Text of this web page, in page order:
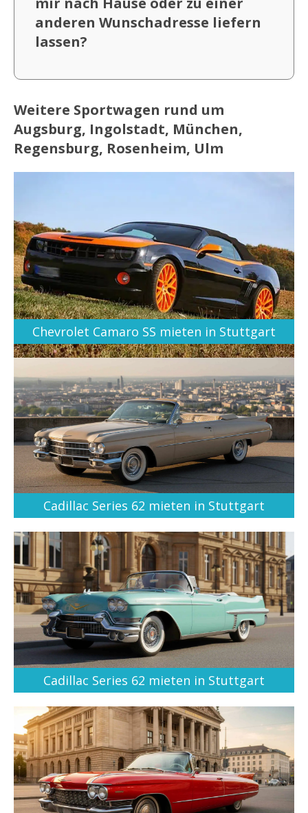
anderen Wunschadresse liefern
lassen?
Weitere Sportwagen rund um
Augsburg, Ingolstadt, München,
Regensburg, Rosenheim, Ulm
Chevrolet Camaro SS mieten in Stuttgart
Cadillac Series 62 mieten in Stuttgart
Cadillac Series 62 mieten in Stuttgart